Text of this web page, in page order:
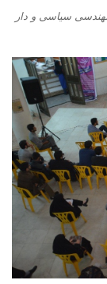
سیاسی و دار